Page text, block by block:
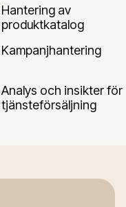
Hantering av
produktkatalog
Kampanjhantering
Analys och insikter för
tjänsteförsäljning